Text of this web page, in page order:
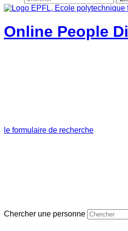
Online People
le formulaire de recherche
Chercher une personne